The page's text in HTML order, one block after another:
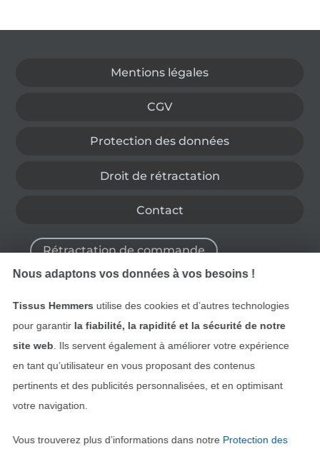
Mentions légales
CGV
Protection des données
Droit de rétractation
Contact
Rétractation de commande
Nous adaptons vos données à vos besoins !
Tissus Hemmers utilise des cookies et d’autres technologies
pour garantir la fiabilité, la rapidité et la sécurité de notre
site web . Ils servent également à améliorer votre expérience
en tant qu’utilisateur en vous proposant des contenus
pertinents et des publicités personnalisées, et en optimisant
votre navigation.
Vous trouverez plus d’informations dans notre Protection des